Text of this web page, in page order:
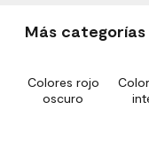
Más categorías
Colores rojo
oscuro